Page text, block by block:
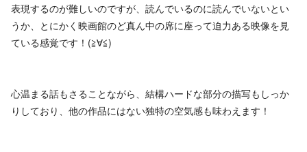
表現するのが難しいのですが、読んでいるのに読んでいないとい
うか、とにかく映画館のど真ん中の席に座って迫力ある映像を見
ている感覚です！(≧∀≦)
心温まる話もさることながら、結構ハードな部分の描写もしっか
りしており、他の作品にはない独特の空気感も味わえます！